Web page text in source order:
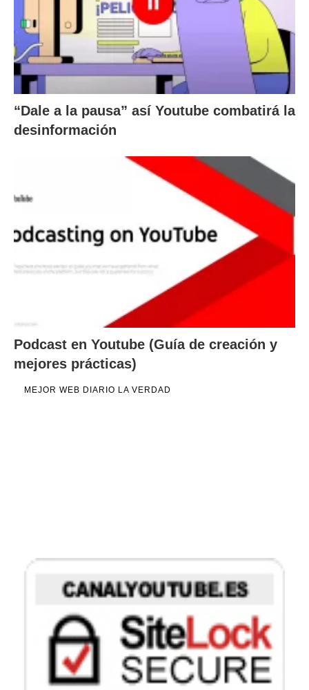
“Dale a la pausa” así Youtube combatirá la
desinformación
Podcast en Youtube (Guía de creación y
mejores prácticas)
MEJOR WEB DIARIO LA VERDAD